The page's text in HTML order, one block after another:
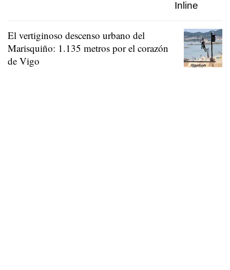
El vertiginoso descenso urbano del
Marisquiño: 1.135 metros por el corazón
de Vigo